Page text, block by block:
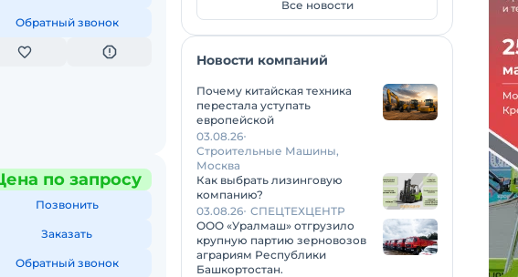
Обратный звонок
по запросу
Позвонить
Заказать
Обратный звонок
Все новости
Новости компаний
Почему китайская техника
перестала уступать
европейской
03.08.26
Строительные Машины,
Москва
Как выбрать лизинговую
компанию?
03.08.26 СПЕЦТЕХЦЕНТР
ООО «Уралмаш» отгрузило
крупную партию зерновозов
аграриям Республики
Башкортостан.